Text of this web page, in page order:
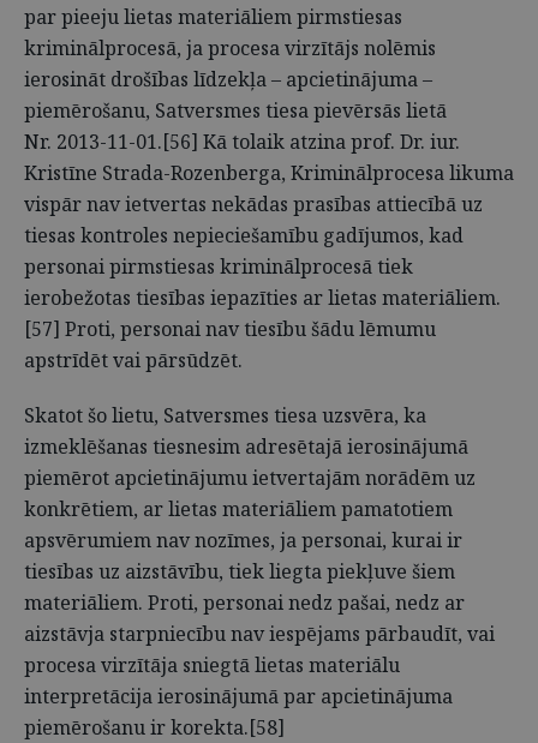
par pieeju lietas materiāliem pirmstiesas
kriminālprocesā, ja procesa virzītājs nolēmis
ierosināt drošības līdzekļa – apcietinājuma –
piemērošanu, Satversmes tiesa pievērsās lietā
Nr. 2013-11-01.[56] Kā tolaik atzina prof. Dr. iur.
Kristīne Strada-Rozenberga, Kriminālprocesa likuma
vispār nav ietvertas nekādas prasības attiecībā uz
tiesas kontroles nepieciešamību gadījumos, kad
personai pirmstiesas kriminālprocesā tiek
ierobežotas tiesības iepazīties ar lietas materiāliem.
[57] Proti, personai nav tiesību šādu lēmumu
apstrīdēt vai pārsūdzēt.
Skatot šo lietu, Satversmes tiesa uzsvēra, ka
izmeklēšanas tiesnesim adresētajā ierosinājumā
piemērot apcietinājumu ietvertajām norādēm uz
konkrētiem, ar lietas materiāliem pamatotiem
apsvērumiem nav nozīmes, ja personai, kurai ir
tiesības uz aizstāvību, tiek liegta piekļuve šiem
materiāliem. Proti, personai nedz pašai, nedz ar
aizstāvja starpniecību nav iespējams pārbaudīt, vai
procesa virzītāja sniegtā lietas materiālu
interpretācija ierosinājumā par apcietinājuma
piemērošanu ir korekta.[58]